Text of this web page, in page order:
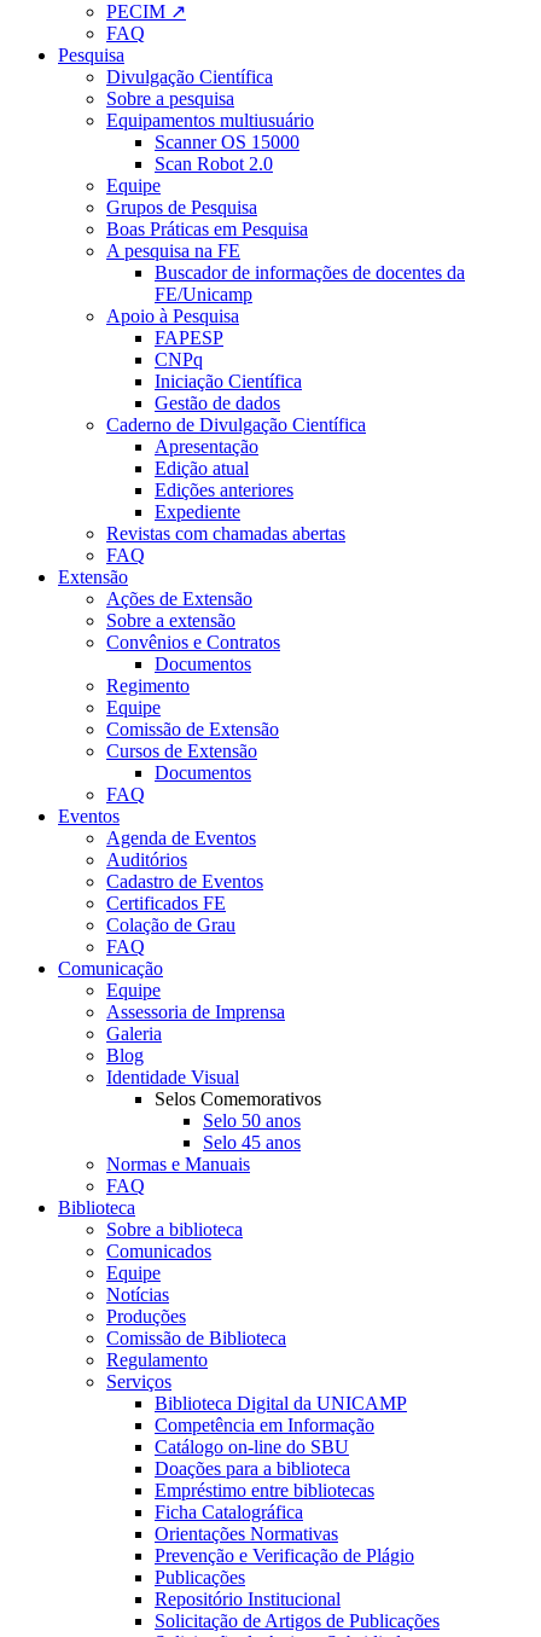
PECIM ↗
FAQ
Pesquisa
Divulgação Científica
Sobre a pesquisa
Equipamentos multiusuário
Scanner OS 15000
Scan Robot 2.0
Equipe
Grupos de Pesquisa
Boas Práticas em Pesquisa
A pesquisa na FE
Buscador de informações de docentes da
FE/Unicamp
Apoio à Pesquisa
FAPESP
CNPq
Iniciação Científica
Gestão de dados
Caderno de Divulgação Científica
Apresentação
Edição atual
Edições anteriores
Expediente
Revistas com chamadas abertas
FAQ
Extensão
Ações de Extensão
Sobre a extensão
Convênios e Contratos
Documentos
Regimento
Equipe
Comissão de Extensão
Cursos de Extensão
Documentos
FAQ
Eventos
Agenda de Eventos
Auditórios
Cadastro de Eventos
Certificados FE
Colação de Grau
FAQ
Comunicação
Equipe
Assessoria de Imprensa
Galeria
Blog
Identidade Visual
Selos Comemorativos
Selo 50 anos
Selo 45 anos
Normas e Manuais
FAQ
Biblioteca
Sobre a biblioteca
Comunicados
Equipe
Notícias
Produções
Comissão de Biblioteca
Regulamento
Serviços
Biblioteca Digital da UNICAMP
Competência em Informação
Catálogo on-line do SBU
Doações para a biblioteca
Empréstimo entre bibliotecas
Ficha Catalográfica
Orientações Normativas
Prevenção e Verificação de Plágio
Publicações
Repositório Institucional
Solicitação de Artigos de Publicações